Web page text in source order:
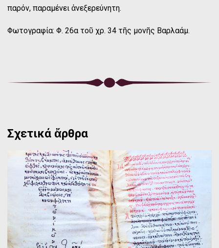
παρόν, παραμένει ἀνεξερεύνητη.
Φωτογραφία: Φ. 26α τοῦ χρ. 34 τῆς μονῆς Βαρλαάμ.
Σχετικά ἄρθρα